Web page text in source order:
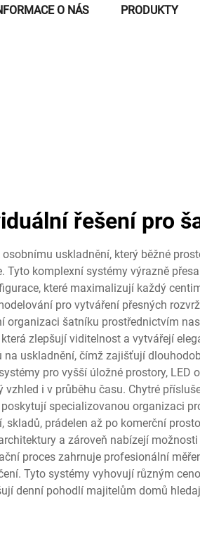
O NÁS PRODUKTY
řešení pro
uskladnění, který běžné
komplexní systémy výrazně
které maximalizují každý
pro vytváření přesných
šatníku prostřednictvím
zlepšují viditelnost a vytvářejí
uskladnění, čímž zajišťují
pro vyšší úložné prostory,
i v průběhu času. Chytré
specializovanou organizaci
prádelen až po komerční
a zároveň nabízejí
proces zahrnuje profesionální
Tyto systémy vyhovují různým
denní pohodlí majitelům domů